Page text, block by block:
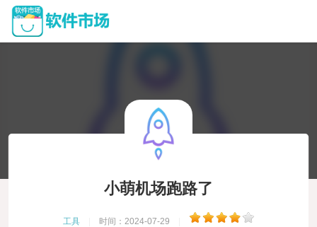
小萌机场跑路了
工具 时间：2024-07-29